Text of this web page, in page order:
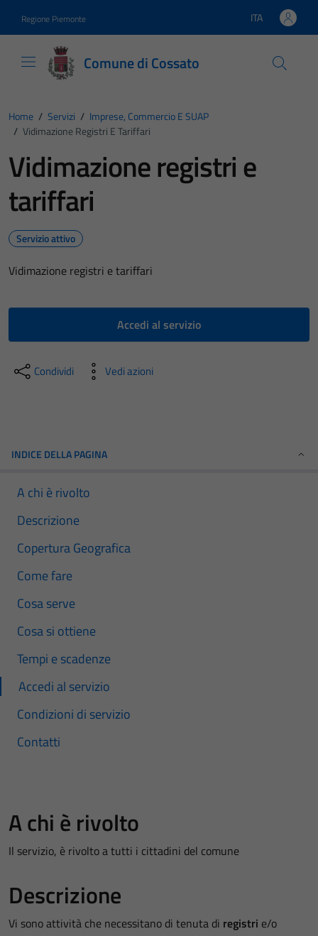
Regione Piemonte Lingua attiva:
ITA
Comune di Cossato
Home / Servizi / Imprese, Commercio E SUAP
/ Vidimazione Registri E Tariffari
Vidimazione registri e
tariffari
Servizio attivo
Vidimazione registri e tariffari
Accedi al servizio
Condividi Vedi azioni
INDICE DELLA PAGINA
A chi è rivolto
Descrizione
Copertura Geografica
Come fare
Cosa serve
Cosa si ottiene
Tempi e scadenze
Accedi al servizio
Condizioni di servizio
Contatti
A chi è rivolto
Il servizio, è rivolto a tutti i cittadini del comune
Descrizione
Vi sono attività che necessitano di tenuta di registri e/o